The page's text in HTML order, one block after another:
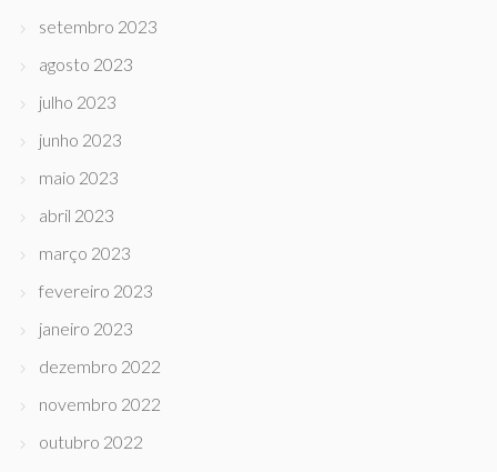
setembro 2023
agosto 2023
julho 2023
junho 2023
maio 2023
abril 2023
março 2023
fevereiro 2023
janeiro 2023
dezembro 2022
novembro 2022
outubro 2022